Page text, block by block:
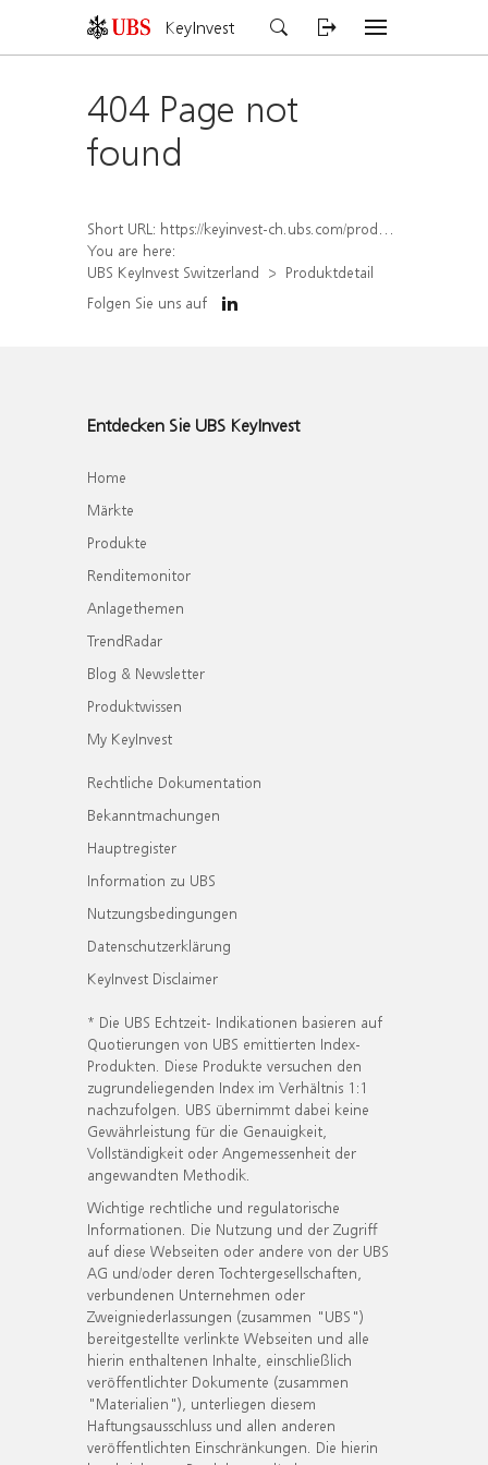
KeyInvest
404 Page not
found
Short URL: https://keyinvest-ch.ubs.com/produkt/detail/index/isin/CH1572291685
You are here:
UBS KeyInvest Switzerland
Produktdetail
Folgen Sie uns auf
Entdecken Sie UBS KeyInvest
Home
Märkte
Produkte
Renditemonitor
Anlagethemen
TrendRadar
Blog & Newsletter
Produktwissen
My KeyInvest
Rechtliche Dokumentation
Bekanntmachungen
Hauptregister
Information zu UBS
Nutzungsbedingungen
Datenschutzerklärung
KeyInvest Disclaimer
* Die UBS Echtzeit- Indikationen basieren auf
Quotierungen von UBS emittierten Index-
Produkten. Diese Produkte versuchen den
zugrundeliegenden Index im Verhältnis 1:1
nachzufolgen. UBS übernimmt dabei keine
Gewährleistung für die Genauigkeit,
Vollständigkeit oder Angemessenheit der
angewandten Methodik.
Wichtige rechtliche und regulatorische
Informationen. Die Nutzung und der Zugriff
auf diese Webseiten oder andere von der UBS
AG und/oder deren Tochtergesellschaften,
verbundenen Unternehmen oder
Zweigniederlassungen (zusammen "UBS")
bereitgestellte verlinkte Webseiten und alle
hierin enthaltenen Inhalte, einschließlich
veröffentlichter Dokumente (zusammen
"Materialien"), unterliegen diesem
Haftungsausschluss und allen anderen
veröffentlichten Einschränkungen. Die hierin